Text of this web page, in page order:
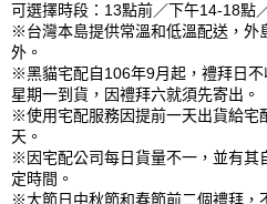
可選擇時段：13點前／下午14-18點
※台灣本島提供常溫和低溫配送，外
外。
※黑貓宅配自106年9月起，禮拜日
星期一到貨，因禮拜六就須先寄出。
※使用宅配服務因提前一天出貨給宅
天。
※因宅配公司每日貨量不一，並有其
定時間。
※大節日中秋節和春節前二個禮拜，